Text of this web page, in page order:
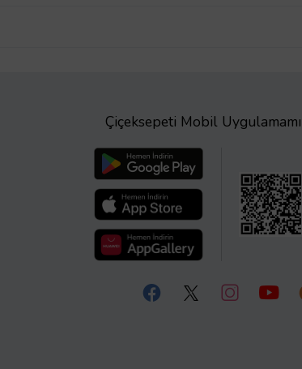
Çiçeksepeti Mobil